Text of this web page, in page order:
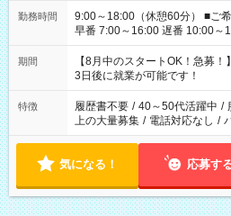
勤務時間
9:00～18:00（休憩60分） ■ご希望があれば下記シフトもOK！
早番 7:00～16:00 遅番 10:00～
と休みを合わせたい」 「余裕
「できれば残業はしたくない
ね。 ※Wワーク希望の方へ 今ご覧のお仕事で希望する勤務時間
と、もう1つのお仕事の勤務時
合は応募できません。
期間
【8月中のスタートOK！急募
3日後に就業が可能です！
特徴 履歴書不要 / 40～50代活躍中 /
上の大量募集 / 電話対応なし /
気になる！ 応募す